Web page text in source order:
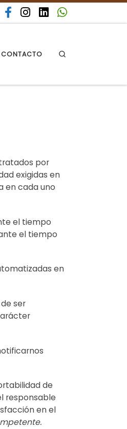
CONTACTO
por
exigidas en
en cada uno
el tiempo
el tiempo
en
ser
de
responsable
en el